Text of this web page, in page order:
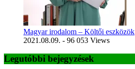
Magyar irodalom – Költői eszközök
2021.08.09. - 96 053 Views
Legutóbbi bejegyzések